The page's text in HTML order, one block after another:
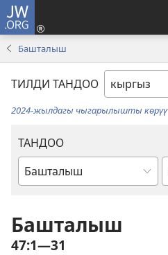
JW.ORG
Башталыш
ТИЛДИ ТАНДОО
2024-жылдагы чыгарылышты көрүү
ТАНДОО
Ыйык
китеп
Башталыш
47:1—31